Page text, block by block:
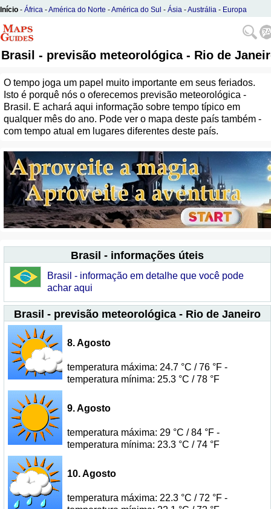
Início - África -América do Norte -América do Sul - Ásia -Austrália - Europa
Brasil - previsão meteorológica - Rio de
O tempo joga um papel muito importante em seus feriados.
Isto é porquê nós o oferecemos previsão meteorológica -
Brasil. E achará aqui informação sobre tempo típico em
qualquer mês do ano. Pode ver o mapa deste país também -
com tempo atual em lugares diferentes deste país.
Brasil - informações úteis
Brasil - informação em detalhe que você pode
achar aqui
Brasil - previsão meteorológica - Rio de Janeiro
8. Agosto
temperatura máxima: 24.7 °C / 76 °F -
temperatura mínima: 25.3 °C / 78 °F
9. Agosto
temperatura máxima: 29 °C / 84 °F -
temperatura mínima: 23.3 °C / 74 °F
10. Agosto
temperatura máxima: 22.3 °C / 72 °F -